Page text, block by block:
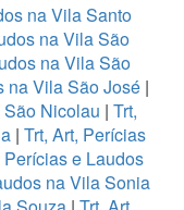
na Vila Santo
na Vila São
na Vila São
na Vila São José |
Nicolau | Trt,
| Trt, Art, Perícias
Perícias e Laudos
na Vila Sonia